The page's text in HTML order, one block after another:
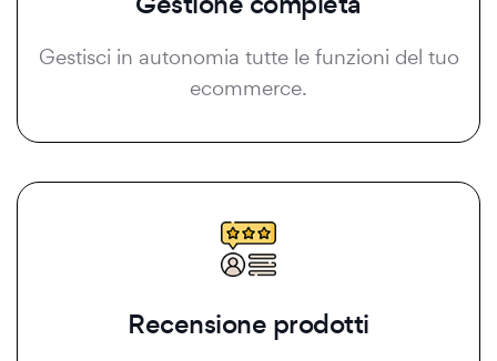
Gestisci in autonomia tutte le funzioni del tuo
ecommerce.
Recensione prodotti